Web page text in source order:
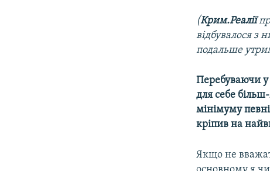
(Крим.Реалії
відбувалося з
подальше
Перебуваючи у
для себе
мінімуму
кріпив на
Якщо не